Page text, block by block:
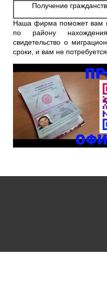
Получение
Наша фирма поможет вам
по району
свидетельство о
сроки, и вам не